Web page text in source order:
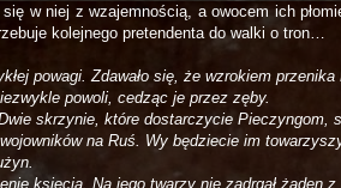
w niej z wzajemnością, a owocem ich
kolejnego pretendenta do walki o tron…
powagi. Zdawało się, że wzrokiem
powoli, cedząc je przez zęby.
skrzynie, które dostarczycie Pieczyngom,
na Ruś. Wy będziecie im
księcia. Na jego twarzy nie zadrgał żaden